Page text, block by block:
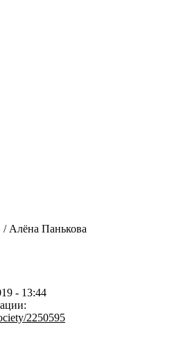
/ Алёна Панькова
- 13:44
2250595